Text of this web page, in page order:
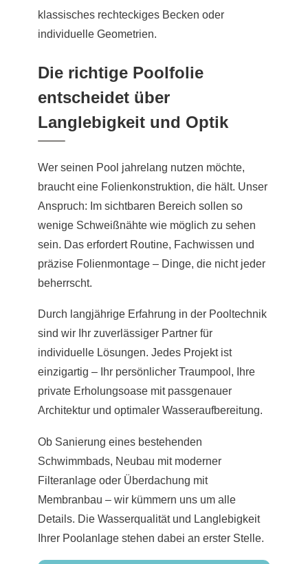
klassisches rechteckiges Becken oder
individuelle Geometrien.
Die richtige Poolfolie
entscheidet über
Langlebigkeit und Optik
Wer seinen Pool jahrelang nutzen möchte,
braucht eine Folienkonstruktion, die hält. Unser
Anspruch: Im sichtbaren Bereich sollen so
wenige Schweißnähte wie möglich zu sehen
sein. Das erfordert Routine, Fachwissen und
präzise Folienmontage – Dinge, die nicht jeder
beherrscht.
Durch langjährige Erfahrung in der Pooltechnik
sind wir Ihr zuverlässiger Partner für
individuelle Lösungen. Jedes Projekt ist
einzigartig – Ihr persönlicher Traumpool, Ihre
private Erholungsoase mit passgenauer
Architektur und optimaler Wasseraufbereitung.
Ob Sanierung eines bestehenden
Schwimmbads, Neubau mit moderner
Filteranlage oder Überdachung mit
Membranbau – wir kümmern uns um alle
Details. Die Wasserqualität und Langlebigkeit
Ihrer Poolanlage stehen dabei an erster Stelle.